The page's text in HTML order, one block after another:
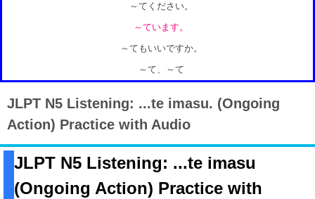
～てください。
～ています。
～てもいいですか。
～て、～て
JLPT N5 Listening: ...te imasu. (Ongoing
Action) Practice with Audio
JLPT N5 Listening: ...te imasu
(Ongoing Action) Practice with